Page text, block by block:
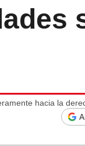
hacia la